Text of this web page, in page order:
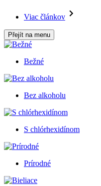
Viac článkov
Přejít na menu
Bežné
Bez alkoholu
S chlórhexidínom
Prírodné